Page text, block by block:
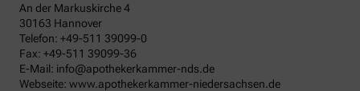
An der Markuskirche 4
30163 Hannover
Telefon: +49-511 39099-0
Fax: +49-511 39099-36
E-Mail: info@apothekerkammer-nds.de
Webseite: www.apothekerkammer-niedersachsen.de